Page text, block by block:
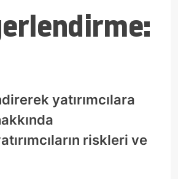
yatırımcılara
riskleri ve